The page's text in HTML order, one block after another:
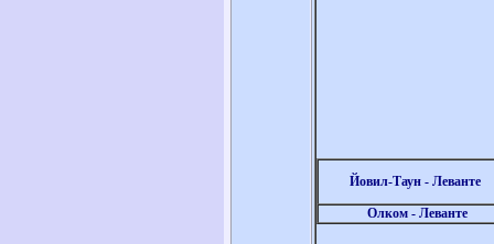
Йовил-Таун - Леванте
Олком - Леванте